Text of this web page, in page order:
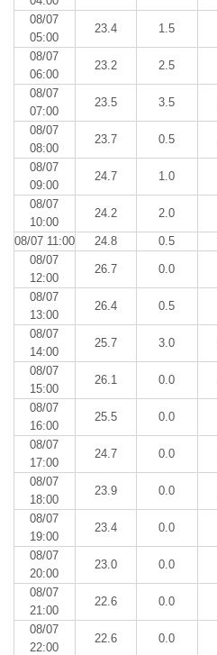
08/07
05:00
23.4 1.5
08/07
06:00
23.2 2.5
08/07
07:00
23.5 3.5
08/07
08:00
23.7 0.5
08/07
09:00
24.7 1.0
08/07
10:00
24.2 2.0
08/07 11:00 24.8 0.5
08/07
12:00
26.7 0.0
08/07
13:00
26.4 0.5
08/07
14:00
25.7 3.0
08/07
15:00
26.1 0.0
08/07
16:00
25.5 0.0
08/07
17:00
24.7 0.0
08/07
18:00
23.9 0.0
08/07
19:00
23.4 0.0
08/07
20:00
23.0 0.0
08/07
21:00
22.6 0.0
08/07
22:00
22.6 0.0